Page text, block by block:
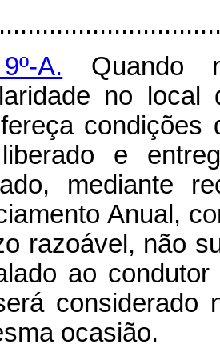
A. Quando
no
condições
e
mediante
Anual,
razoável, não
ao
considerado
ocasião.